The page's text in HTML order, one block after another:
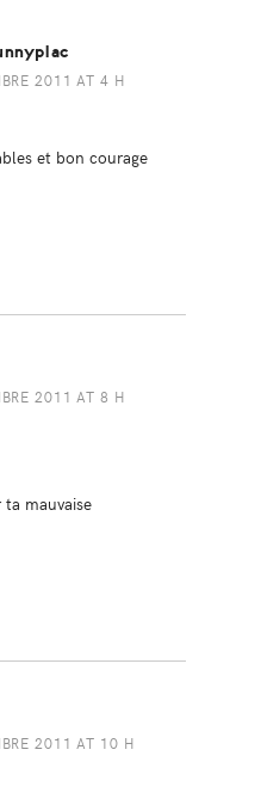
2011 AT 4 H
et bon courage
2011 AT 8 H
mauvaise
2011 AT 10 H